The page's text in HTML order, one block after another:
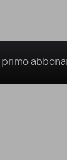
primo